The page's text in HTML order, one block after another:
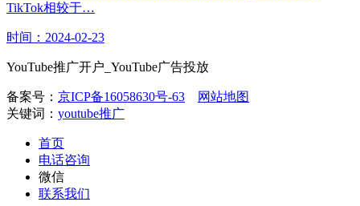
TikTok相较于…
时间：2024-02-23
YouTube推广开户_YouTube广告投放
备案号： 京ICP备16058630号-63
网站地图
关键词： youtube推广
首页
电话咨询
微信
联系我们